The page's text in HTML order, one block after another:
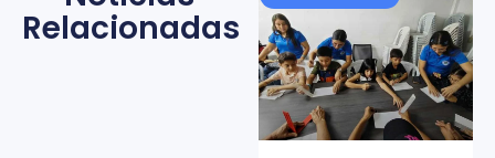
Relacionadas